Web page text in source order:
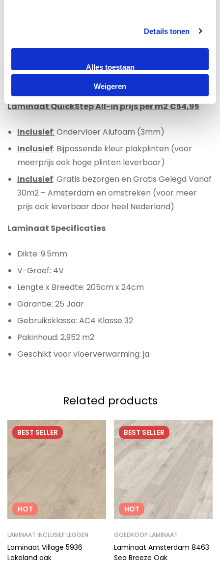
Details tonen
Alles toestaan
Weigeren
Voor appartementen met een betonnen
geluiddempende ondervloer te kiezen met een 10DB
certificaat. Hiervoor geldt een meerprijs van €4.00
Laminaat QuickStep All-in prijs per m2 €54,95
Inclusief: Ondervloer Alufoam (3mm)
Inclusief: Bijpassende kleur plakplinten (voor
meerprijs ook hoge plinten leverbaar)
Inclusief: Gratis bezorgen en Gratis Gelegd Vanaf
30m2 – Amsterdam en omstreken (voor meer
prijs ook leverbaar door heel Nederland)
Laminaat Specificaties
Dikte: 9.5mm
V-Groef: 4V
Lengte x Breedte: 205cm x 24cm
Garantie: 25 Jaar
Gebruiksklasse: AC4 Klasse 32
Pakinhoud: 2,952 m2
Geschikt voor vloerverwarming: ja
Related products
BEST SELLER
HOT
LAMINAAT INCLUSIEF LEGGEN
Laminaat Village 5936
Lakeland oak
BEST SELLER
HOT
GOEDKOOP LAMINAAT
Laminaat Amsterdam 8463
Sea Breeze Oak